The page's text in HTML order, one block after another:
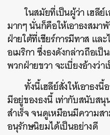
ในสมัยที่เป็นผู้ว่า เฮลีย์
มากๆ นั่นก็คือให้เอาธงสมา
ฝ่ายใต้ที่เชียร์การมีทาส แล
อเมริกา ซึ่งธงดังกล่าวถือเ
พวกฝ่ายขวา จะเบี่ยงอ้างว่
ทั้งนี้เฮลีย์สั่งให้เอาธงนี้
มีอยู่ของธงนี้ เท่ากับสนับสนุ
สำเร็จ จนดูเหมือนมีความส
อนุรักษนิยมได้เป็นอย่างดี